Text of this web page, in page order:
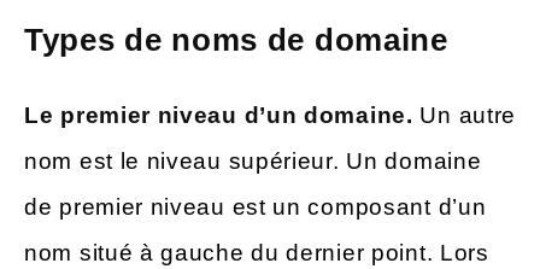
Types de noms de domaine
Le premier niveau d’un domaine. Un autre
nom est le niveau supérieur. Un domaine
de premier niveau est un composant d’un
nom situé à gauche du dernier point. Lors